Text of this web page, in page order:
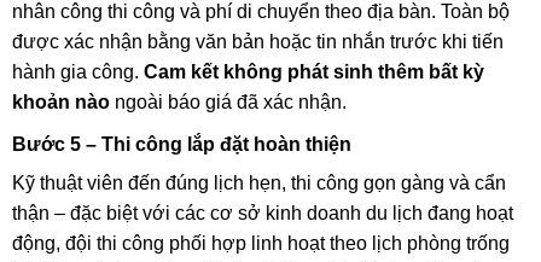
nhân công thi công và phí di chuyển theo địa bàn. Toàn bộ
được xác nhận bằng văn bản hoặc tin nhắn trước khi tiến
hành gia công. Cam kết không phát sinh thêm bất kỳ
khoản nào ngoài báo giá đã xác nhận.
Bước 5 – Thi công lắp đặt hoàn thiện
Kỹ thuật viên đến đúng lịch hẹn, thi công gọn gàng và cẩn
thận – đặc biệt với các cơ sở kinh doanh du lịch đang hoạt
động, đội thi công phối hợp linh hoạt theo lịch phòng trống